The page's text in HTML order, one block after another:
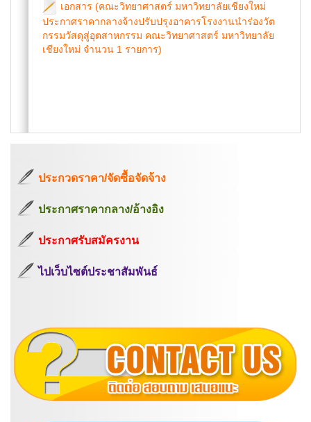
เอกสาร (คณะวิทยาศาสตร์ มหาวิทยาลัยเชียงใหม่
ประกาศราคากลางจ้างปรับปรุงอาคารโรงงานนำร่องวัต
กรรมวัสดุสู่อุตสาหกรรม คณะวิทยาศาสตร์ มหาวิทยาลัย
เชียงใหม่ จำนวน 1 รายการ)
ประกวดราคา/จัดซื้อจัดจ้าง
ประกาศราคากลาง/อ้างอิง
ประกาศรับสมัครงาน
ไปเว็บไซต์ประชาสัมพันธ์